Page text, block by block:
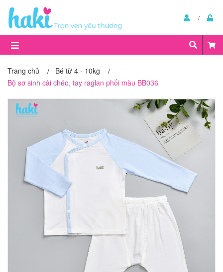
Trang chủ / Bé từ 4 - 10kg /
Bộ sơ sinh cài chéo, tay raglan phối màu BB036